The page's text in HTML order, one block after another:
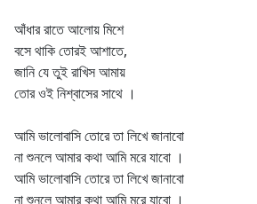
আঁধার রাতে আলোয় মিশে
বসে থাকি তোরই আশাতে,
জানি যে তুই রাখিস আমায়
তোর ওই নিশ্বাসের সাথে ।
আমি ভালোবাসি তোরে তা লিখে জানাবো
না শুনলে আমার কথা আমি মরে যাবো ।
আমি ভালোবাসি তোরে তা লিখে জানাবো
না শুনলে আমার কথা আমি মরে যাবো ।